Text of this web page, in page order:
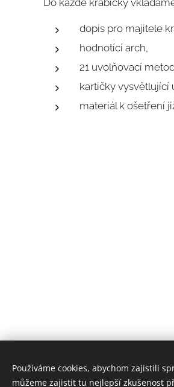
Do každé krabičky
dopis pro majitele
hodnotící arch,
21 uvolňovací
kartičky vysvětlující
materiál k ošetření
Používáme cookies, abychom zajistili
můžeme zajistit tu nejlepší zkušenost